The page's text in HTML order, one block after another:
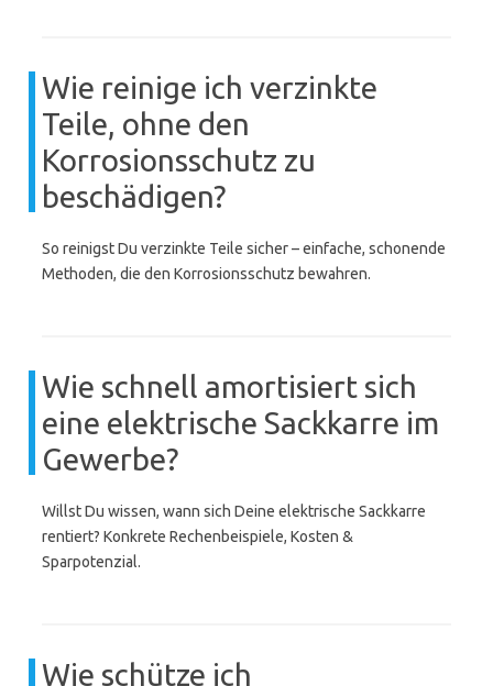
Wie reinige ich verzinkte
Teile, ohne den
Korrosionsschutz zu
beschädigen?
So reinigst Du verzinkte Teile sicher – einfache, schonende
Methoden, die den Korrosionsschutz bewahren.
Wie schnell amortisiert sich
eine elektrische Sackkarre im
Gewerbe?
Willst Du wissen, wann sich Deine elektrische Sackkarre
rentiert? Konkrete Rechenbeispiele, Kosten &
Sparpotenzial.
Wie schütze ich